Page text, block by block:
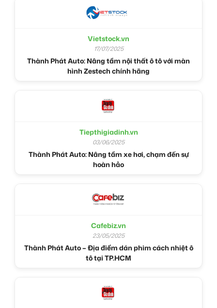
Vietstock.vn
17/07/2025
Thành Phát Auto: Nâng tầm nội thất ô tô với màn
hình Zestech chính hãng
Tiepthigiadinh.vn
03/06/2025
Thành Phát Auto: Nâng tầm xe hơi, chạm đến sự
hoàn hảo
Cafebiz.vn
23/05/2025
Thành Phát Auto – Địa điểm dán phim cách nhiệt ô
tô tại TP.HCM